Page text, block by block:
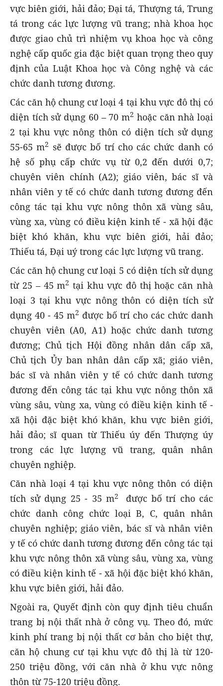
vực biên giới, hải đảo; Đại tá, Thượng tá, Trung
tá trong các lực lượng vũ trang; nhà khoa học
được giao chủ trì nhiệm vụ khoa học và công
nghệ cấp quốc gia đặc biệt quan trọng theo quy
định của Luật Khoa học và Công nghệ và các
chức danh tương đương.
Các căn hộ chung cư loại 4 tại khu vực đô thị có
diện tích sử dụng 60 – 70 m2 hoặc căn nhà loại
2 tại khu vực nông thôn có diện tích sử dụng
55-65 m2 sẽ được bố trí cho các chức danh có
hệ số phụ cấp chức vụ từ 0,2 đến dưới 0,7;
chuyên viên chính (A2); giáo viên, bác sĩ và
nhân viên y tế có chức danh tương đương đến
công tác tại khu vực nông thôn xã vùng sâu,
vùng xa, vùng có điều kiện kinh tế - xã hội đặc
biệt khó khăn, khu vực biên giới, hải đảo;
Thiếu tá, Đại uý trong các lực lượng vũ trang.
Các căn hộ chung cư loại 5 có diện tích sử dụng
từ 25 – 45 m2 tại khu vực đô thị hoặc căn nhà
loại 3 tại khu vực nông thôn có diện tích sử
dụng 40 - 45 m2 được bố trí cho các chức danh
chuyên viên (A0, A1) hoặc chức danh tương
đương; Chủ tịch Hội đồng nhân dân cấp xã,
Chủ tịch Ủy ban nhân dân cấp xã; giáo viên,
bác sĩ và nhân viên y tế có chức danh tương
đương đến công tác tại khu vực nông thôn xã
vùng sâu, vùng xa, vùng có điều kiện kinh tế -
xã hội đặc biệt khó khăn, khu vực biên giới,
hải đảo; sĩ quan từ Thiếu úy đến Thượng úy
trong các lực lượng vũ trang, quân nhân
chuyên nghiệp.
Căn nhà loại 4 tại khu vực nông thôn có diện
tích sử dụng 25 - 35 m2 được bố trí cho các
chức danh công chức loại B, C, quân nhân
chuyên nghiệp; giáo viên, bác sĩ và nhân viên
y tế có chức danh tương đương đến công tác tại
khu vực nông thôn xã vùng sâu, vùng xa, vùng
có điều kiện kinh tế - xã hội đặc biệt khó khăn,
khu vực biên giới, hải đảo.
Ngoài ra, Quyết định còn quy định tiêu chuẩn
trang bị nội thất nhà ở công vụ. Theo đó, mức
kinh phí trang bị nội thất cơ bản cho biệt thự,
căn hộ chung cư tại khu vực đô thị là từ 120-
250 triệu đồng, với căn nhà ở khu vực nông
thôn từ 75-120 triệu đồng.